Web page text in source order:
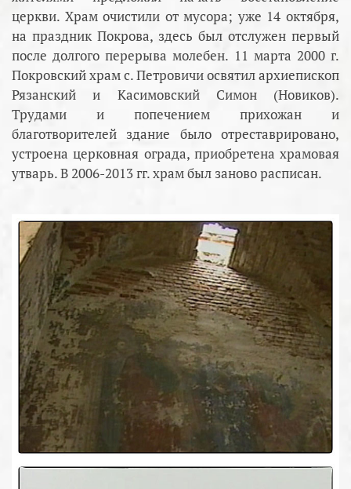
церкви. Храм очистили от мусора; уже 14 октября,
на праздник Покрова, здесь был отслужен первый
после долгого перерыва молебен. 11 марта 2000 г.
Покровский храм с. Петровичи освятил архиепископ
Рязанский и Касимовский Симон (Новиков).
Трудами и попечением прихожан и
благотворителей здание было отреставрировано,
устроена церковная ограда, приобретена храмовая
утварь. В 2006-2013 гг. храм был заново расписан.